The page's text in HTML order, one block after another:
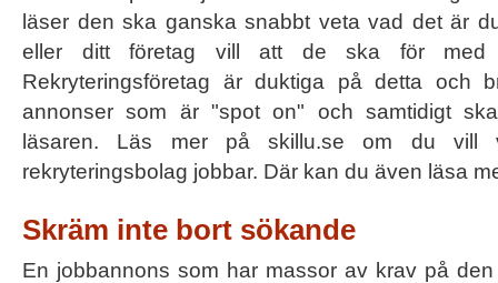
läser den ska ganska snabbt veta vad det är
eller ditt företag vill att de ska för
Rekryteringsföretag är duktiga på detta och
annonser som är "spot on" och samtidigt
läsaren. Läs mer på skillu.se om du vill
rekryteringsbolag jobbar. Där kan du även läsa
Skräm inte bort sökande
En jobbannons som har massor av krav på